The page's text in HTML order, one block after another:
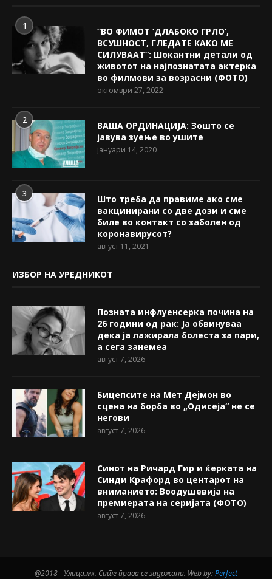
1
“ВО ФИМОТ ‘ДЛАБОКО ГРЛО’,
ВСУШНОСТ, ГЛЕДАТЕ КАКО МЕ
СИЛУВААТ“: Шокантни детали од
животот на најпознатата актерка
во филмови за возрасни (ФОТО)
октомври 27, 2022
2
ВАША ОРДИНАЦИЈА: Зошто се
јавува зуење во ушите
јануари 14, 2020
3
Што треба да правиме ако сме
вакцинирани со две дози и сме
биле во контакт со заболен од
коронавирусот?
август 11, 2021
ИЗБОР НА УРЕДНИКОТ
Позната инфлуенсерка почина на
26 години од рак: Ја обвинуваа
дека ја лажирала болеста за пари,
а сега занемеа
август 7, 2026
Бицепсите на Мет Дејмон во
сцена на борба во „Одисеја“ не се
негови
август 7, 2026
Синот на Ричард Гир и ќерката на
Синди Крафорд во центарот на
вниманието: Воодушевија на
премиерата на серијата (ФОТО)
август 7, 2026
@2018 - Улица.мк. Сите права се задржани. Web by:Perfect